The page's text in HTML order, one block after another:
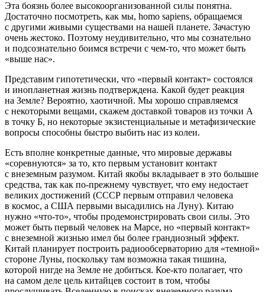
Эта боязнь более высокоорганизованной силы понятна.
Достаточно посмотреть, как мы, homo sapiens, обращаемся
с другими живыми существами на нашей планете. Зачастую
очень жестоко. Поэтому неудивительно, что мы сознательно
и подсознательно боимся встречи с чем-то, что может быть
«выше нас».
Представим гипотетически, что «первый контакт» состоялся
и инопланетная жизнь подтверждена. Какой будет реакция
на Земле? Вероятно, хаотичной. Мы хорошо справляемся
с некоторыми вещами, скажем доставкой товаров из точки А
в точку Б, но некоторые экзистенциальные и метафизические
вопросы способны быстро выбить нас из колеи.
Есть вполне конкретные данные, что мировые державы
«соревнуются» за то, кто первым установит контакт
с внеземным разумом. Китай якобы вкладывает в это большие
средства, так как по-прежнему чувствует, что ему недостает
великих достижений (СССР первым отправил человека
в космос, а США первыми высадились на Луну). Китаю
нужно «что-то», чтобы продемонстрировать свои силы. Это
может быть первый человек на Марсе, но «первый контакт»
с внеземной жизнью имел бы более грандиозный эффект.
Китай планирует построить радиообсерваторию для «темной»
стороне Луны, поскольку там возможна такая тишина,
которой нигде на Земле не добиться. Кое-кто полагает, что
на самом деле цель китайцев состоит в том, чтобы